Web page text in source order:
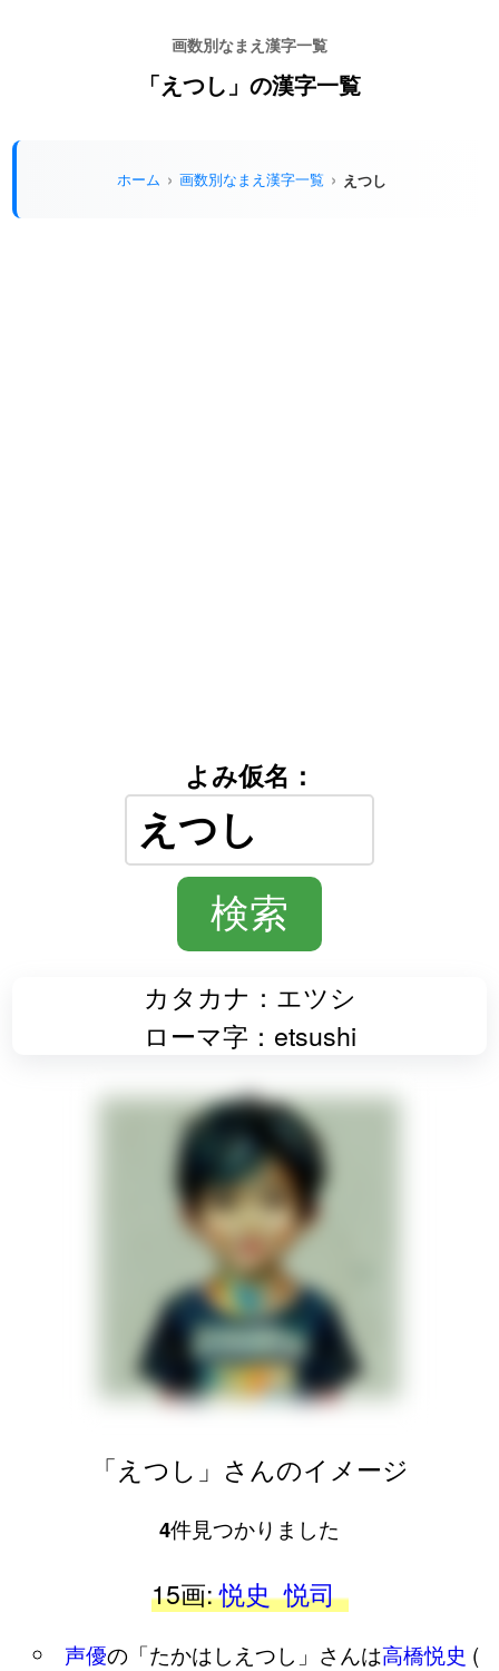
画数別なまえ漢字一覧
「えつし」の漢字一覧
ホーム 画数別なまえ漢字一覧 えつし
よみ仮名：
カタカナ：エツシ
ローマ字：etsushi
「えつし」さんのイメージ
4件見つかりました
15画:悦史 悦司
声優の「たかはしえつし」さんは高橋悦史 (